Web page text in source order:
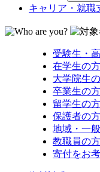
キャリア・就職
受験生・
在学生の方
大学院生
卒業生の方
留学生の方
保護者の方
地域・一
教職員の方
寄付をお